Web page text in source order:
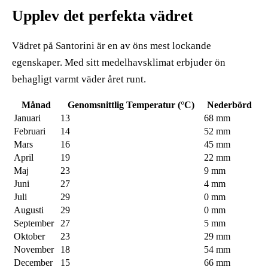
Upplev det perfekta vädret
Vädret på Santorini är en av öns mest lockande
egenskaper. Med sitt medelhavsklimat erbjuder ön
behagligt varmt väder året runt.
Månad Genomsnittlig Temperatur (°C)
Nederbörd
Januari
13
68 mm
Februari
14
52 mm
Mars
16
45 mm
April
19
22 mm
Maj
23
9 mm
Juni
27
4 mm
Juli
29
0 mm
Augusti
29
0 mm
September
27
5 mm
Oktober
23
29 mm
November
18
54 mm
December
15 66 mm